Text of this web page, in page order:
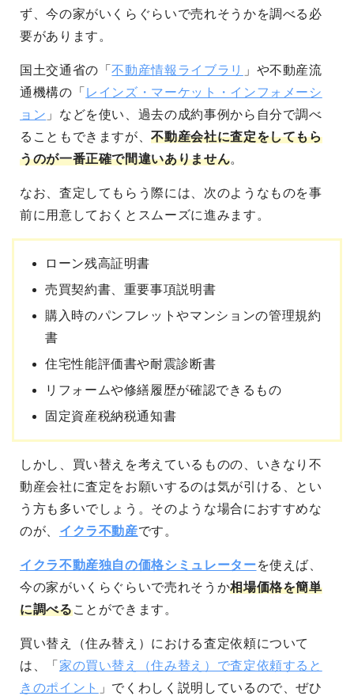
ず、今の家がいくらぐらいで売れそうかを調べる必
要があります。
国土交通省の「不動産情報ライブラリ 」や不動産流
通機構の「 レインズ・マーケット・インフォメーシ
ョン 」などを使い、過去の成約事例から自分で調べ
ることもできますが、不動産会社に査定をしてもら
うのが一番正確で間違いありません。
なお、査定してもらう際には、次のようなものを事
前に用意しておくとスムーズに進みます。
ローン残高証明書
売買契約書、重要事項説明書
購入時のパンフレットやマンションの管理規約
書
住宅性能評価書や耐震診断書
リフォームや修繕履歴が確認できるもの
固定資産税納税通知書
しかし、買い替えを考えているものの、いきなり不
動産会社に査定をお願いするのは気が引ける、とい
う方も多いでしょう。そのような場合におすすめな
のが、 イクラ不動産です。
イクラ不動産独自の価格シミュレーターを使えば、
今の家がいくらぐらいで売れそうか相場価格を簡単
に調べることができます。
買い替え（住み替え）における査定依頼について
は、「 家の買い替え（住み替え）で査定依頼すると
きのポイント 」でくわしく説明しているので、ぜひ